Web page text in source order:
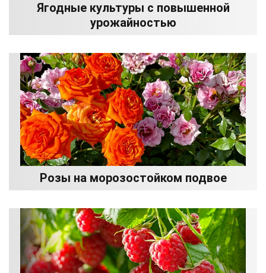
Ягодные культуры с повышенной
урожайностью
Розы на морозостойком подвое